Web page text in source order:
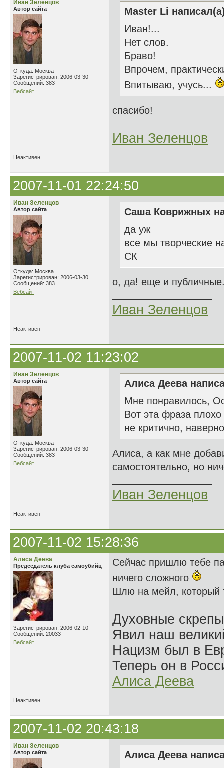
Иван Зеленцов
Автор сайта
Откуда: Москва
Зарегистрирован: 2006-03-30
Сообщений: 383
Вебсайт
Master Li
Иван!...
Нет слов.
Браво!
Впрочем,
Впитываю, учусь...
спасибо!
Иван Зеленцов
Неактивен
2007-11-01 22:24:50
Иван Зеленцов
Автор сайта
Откуда: Москва
Зарегистрирован: 2006-03-30
Сообщений: 383
Вебсайт
Саша Коврижных
да уж
все мы творческие
СК
о, да! еще и
Иван Зеленцов
Неактивен
2007-11-02 11:23:02
Иван Зеленцов
Автор сайта
Откуда: Москва
Зарегистрирован: 2006-03-30
Сообщений: 383
Вебсайт
Алиса Деева
Мне понравилось,
Вот эта фраза
не критично,
Алиса, а как мне
самостоятельно, но
Иван Зеленцов
Неактивен
2007-11-02 15:28:36
Алиса Деева
Председатель клуба самоубийц
Зарегистрирован: 2006-02-10
Сообщений: 20033
Вебсайт
Сейчас пришлю тебе
ничего сложного
Шлю на мейл, который
Духовные
Явил наш
Нацизм был в
Теперь он в
Алиса Деева
Неактивен
2007-11-02 20:43:18
Иван Зеленцов
Автор сайта
Алиса Деева